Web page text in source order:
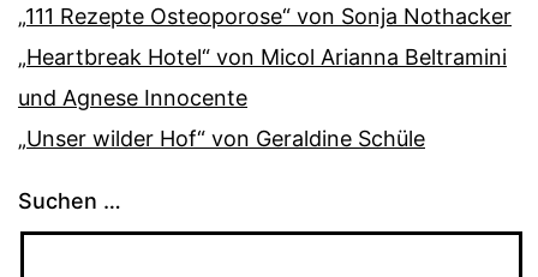
„111 Rezepte Osteoporose“ von Sonja Nothacker
„Heartbreak Hotel“ von Micol Arianna Beltramini
und Agnese Innocente
„Unser wilder Hof“ von Geraldine Schüle
Suchen …